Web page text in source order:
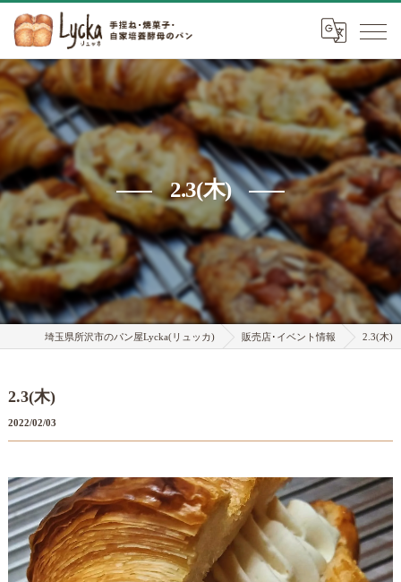
2.3(木)
埼玉県所沢市のパン屋Lycka(リュッカ) 販売店･イベント情報 2.3(木)
2.3(木)
2022/02/03